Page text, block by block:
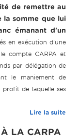
de remettre au
la somme que lui
émanant d'un
en exécution d'une
compte CARPA et
par délégation de
le maniement de
de laquelle ses
Lire la suite
LA CARPA